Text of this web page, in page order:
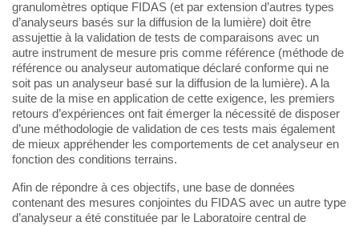
granulomètres optique FIDAS (et par extension d’autres types
d’analyseurs basés sur la diffusion de la lumière) doit être
assujettie à la validation de tests de comparaisons avec un
autre instrument de mesure pris comme référence (méthode de
référence ou analyseur automatique déclaré conforme qui ne
soit pas un analyseur basé sur la diffusion de la lumière). A la
suite de la mise en application de cette exigence, les premiers
retours d’expériences ont fait émerger la nécessité de disposer
d’une méthodologie de validation de ces tests mais également
de mieux appréhender les comportements de cet analyseur en
fonction des conditions terrains.
Afin de répondre à ces objectifs, une base de données
contenant des mesures conjointes du FIDAS avec un autre type
d’analyseur a été constituée par le Laboratoire central de